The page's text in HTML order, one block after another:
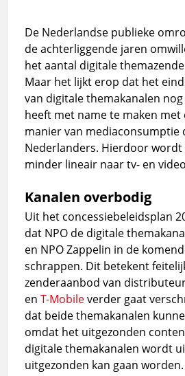
De Nederlandse publieke
de achterliggende jaren
het aantal digitale
Maar het lijkt erop dat het
van digitale themakanalen
heeft met name te maken
manier van mediaconsumptie
Nederlanders. Hierdoor
minder lineair naar tv- en
Kanalen overbodig
Uit het concessiebeleidsplan
dat NPO de digitale
en NPO Zappelin in de
schrappen. Dit betekent
zenderaanbod van
enT-Mobileverder gaat
dat beide themakanalen
omdat het uitgezonden
digitale themakanalen wordt
uitgezonden kan gaan worden.